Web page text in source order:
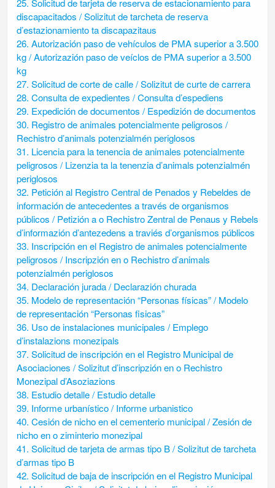
25. Solicitud de tarjeta de reserva de estacionamiento para
discapacitados / Solizitut de tarcheta de reserva
d’estazionamiento ta discapazitaus
26. Autorización paso de vehículos de PMA superior a 3.500
kg / Autorizazión paso de veíclos de PMA superior a 3.500
kg
27. Solicitud de corte de calle / Solizitut de curte de carrera
28. Consulta de expedientes / Consulta d’espediens
29. Expedición de documentos / Espedizión de documentos
30. Registro de animales potencialmente peligrosos /
Rechistro d’animals potenzialmén periglosos
31. Licencia para la tenencia de animales potencialmente
peligrosos / Lizenzia ta la tenenzia d’animals potenzialmén
periglosos
32. Petición al Registro Central de Penados y Rebeldes de
información de antecedentes a través de organismos
públicos / Petizión a o Rechistro Zentral de Penaus y Rebels
d’informazión d’antezedens a traviés d’organismos públicos
33. Inscripción en el Registro de animales potencialmente
peligrosos / Inscripzión en o Rechistro d’animals
potenzialmén periglosos
34. Declaración jurada / Declarazión churada
35. Modelo de representación “Personas físicas” / Modelo
de representación “Personas fisicas”
36. Uso de instalaciones municipales / Emplego
d’instalazions monezipals
37. Solicitud de inscripción en el Registro Municipal de
Asociaciones / Solizitut d’inscripzión en o Rechistro
Monezipal d’Asoziazions
38. Estudio detalle / Estudio detalle
39. Informe urbanístico / Informe urbanistico
40. Cesión de nicho en el cementerio municipal / Zesión de
nicho en o ziminterio monezipal
41. Solicitud de tarjeta de armas tipo B / Solizitut de tarcheta
d’armas tipo B
42. Solicitud de baja de inscripción en el Registro Municipal